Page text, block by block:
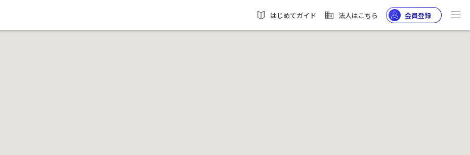
はじめてガイド 法人はこちら 会員登録